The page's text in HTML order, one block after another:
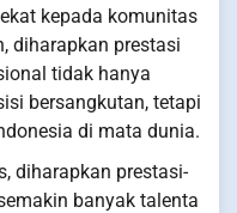
kepada komunitas
diharapkan prestasi
tidak hanya
bersangkutan, tetapi
di mata dunia.
diharapkan prestasi-
banyak talenta